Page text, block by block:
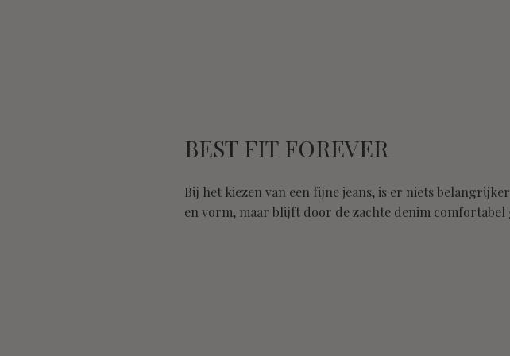
BEST FIT FOREVER
Bij het kiezen van een fijne jeans, is er niets
en vorm, maar blijft door de zachte denim comfortabel